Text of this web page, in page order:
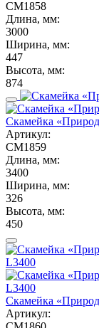
СМ1858
Длина, мм:
3000
Ширина, мм:
447
Высота, мм:
874
Скамейка
Артикул:
СМ1859
Длина, мм:
3400
Ширина, мм:
326
Высота, мм:
450
Скамейка
Артикул: